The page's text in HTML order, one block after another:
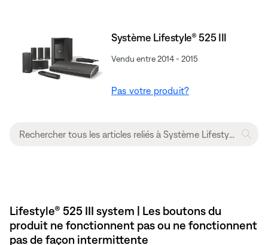
Système Lifestyle® 525 III
Vendu entre 2014 - 2015
Pas votre produit?
Lifestyle® 525 III system | Les boutons du
produit ne fonctionnent pas ou ne fonctionnent
pas de façon intermittente